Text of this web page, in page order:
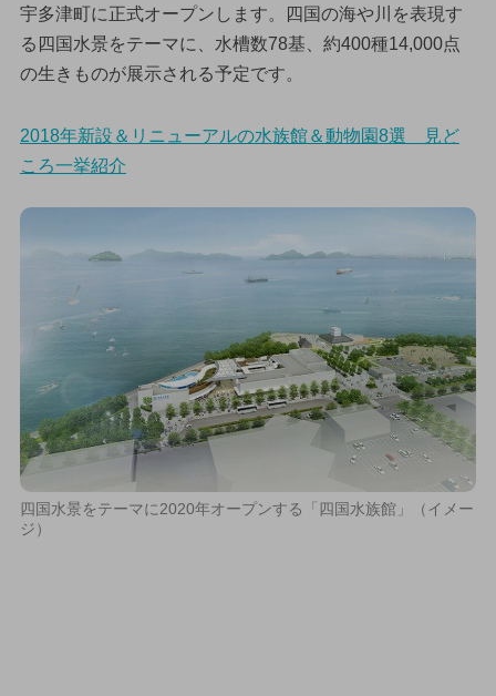
宇多津町に正式オープンします。四国の海や川を表現す
る四国水景をテーマに、水槽数78基、約400種14,000点
の生きものが展示される予定です。
2018年新設＆リニューアルの水族館＆動物園8選 見ど
ころ一挙紹介
四国水景をテーマに2020年オープンする「四国水族館」（イメー
ジ）